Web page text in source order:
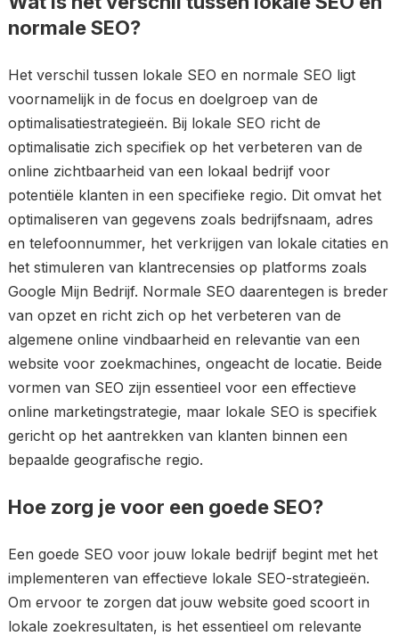
normale SEO?
Het verschil tussen lokale SEO en normale SEO ligt
voornamelijk in de focus en doelgroep van de
optimalisatiestrategieën. Bij lokale SEO richt de
optimalisatie zich specifiek op het verbeteren van de
online zichtbaarheid van een lokaal bedrijf voor
potentiële klanten in een specifieke regio. Dit omvat het
optimaliseren van gegevens zoals bedrijfsnaam, adres
en telefoonnummer, het verkrijgen van lokale citaties en
het stimuleren van klantrecensies op platforms zoals
Google Mijn Bedrijf. Normale SEO daarentegen is breder
van opzet en richt zich op het verbeteren van de
algemene online vindbaarheid en relevantie van een
website voor zoekmachines, ongeacht de locatie. Beide
vormen van SEO zijn essentieel voor een effectieve
online marketingstrategie, maar lokale SEO is specifiek
gericht op het aantrekken van klanten binnen een
bepaalde geografische regio.
Hoe zorg je voor een goede SEO?
Een goede SEO voor jouw lokale bedrijf begint met het
implementeren van effectieve lokale SEO-strategieën.
Om ervoor te zorgen dat jouw website goed scoort in
lokale zoekresultaten, is het essentieel om relevante